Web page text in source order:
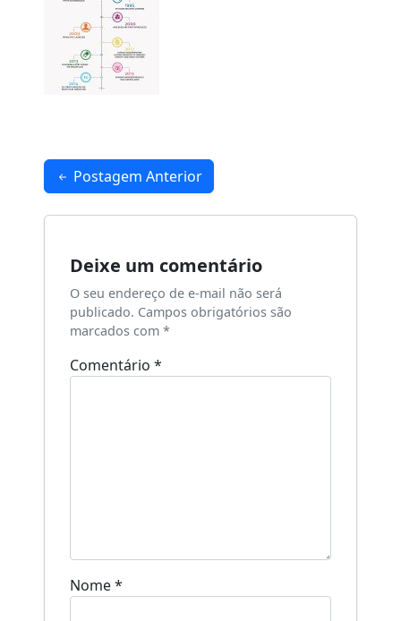
Navegação
de
Post
Postagem Anterior
Deixe um comentário
O seu endereço de e-mail não será
publicado. Campos obrigatórios são
marcados com*
Comentário*
Nome*